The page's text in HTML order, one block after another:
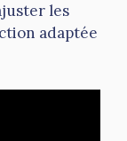
les
adaptée